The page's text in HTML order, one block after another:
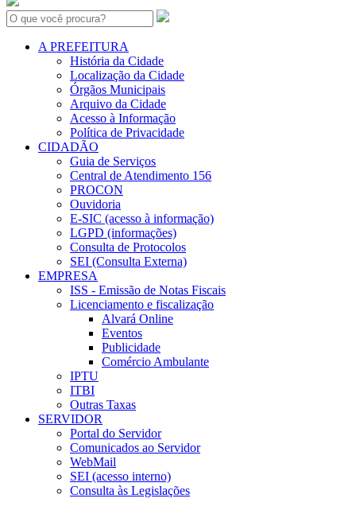
Search:
A PREFEITURA
História da Cidade
Localização da Cidade
Órgãos Municipais
Arquivo da Cidade
Acesso à Informação
Política de Privacidade
CIDADÃO
Guia de Serviços
Central de Atendimento 156
PROCON
Ouvidoria
E-SIC (acesso à informação)
LGPD (informações)
Consulta de Protocolos
SEI (Consulta Externa)
EMPRESA
ISS - Emissão de Notas Fiscais
Licenciamento e fiscalização
Alvará Online
Eventos
Publicidade
Comércio Ambulante
IPTU
ITBI
Outras Taxas
SERVIDOR
Portal do Servidor
Comunicados ao Servidor
WebMail
SEI (acesso interno)
Consulta às Legislações